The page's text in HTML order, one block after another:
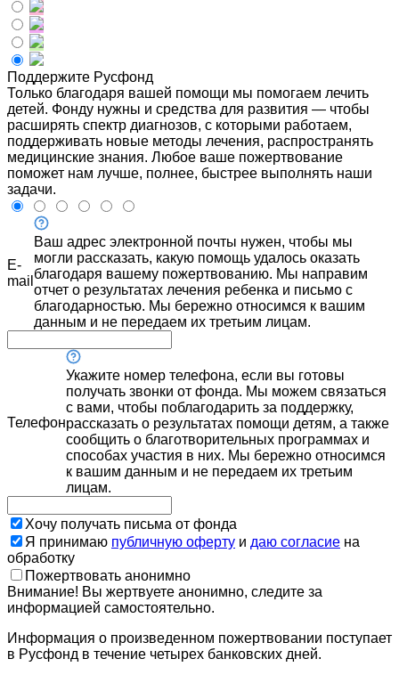
Поддержите Русфонд
Только благодаря вашей помощи мы помогаем лечить
детей. Фонду нужны и средства для развития — чтобы
расширять спектр диагнозов, с которыми работаем,
поддерживать новые методы лечения, распространять
медицинские знания. Любое ваше пожертвование
поможет нам лучше, полнее, быстрее выполнять наши
задачи.
E-
mail
Ваш адрес электронной почты нужен, чтобы мы
могли рассказать, какую помощь удалось оказать
благодаря вашему пожертвованию. Мы направим
отчет о результатах лечения ребенка и письмо с
благодарностью. Мы бережно относимся к вашим
данным и не передаем их третьим лицам.
Телефон
Укажите номер телефона, если вы готовы
получать звонки от фонда. Мы можем связаться
с вами, чтобы поблагодарить за поддержку,
рассказать о результатах помощи детям, а также
сообщить о благотворительных программах и
способах участия в них. Мы бережно относимся
к вашим данным и не передаем их третьим
лицам.
Хочу получать письма от фонда
Я принимаю публичную оферту и даю согласие на
обработку
Пожертвовать анонимно
Внимание! Вы жертвуете анонимно, следите за
информацией самостоятельно.
Информация о произведенном пожертвовании поступает
в Русфонд в течение четырех банковских дней.